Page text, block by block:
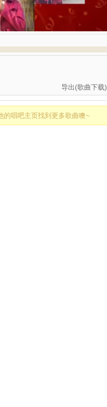
导出(歌曲下载)
的唱吧主页找到更多歌曲噢~